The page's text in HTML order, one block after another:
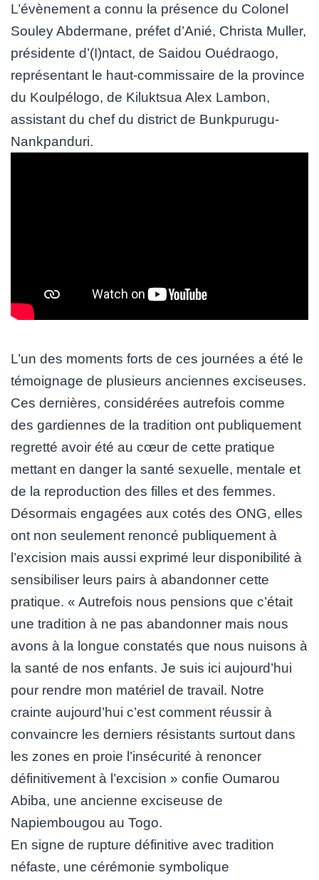
L’évènement a connu la présence du Colonel
Souley Abdermane, préfet d’Anié, Christa Muller,
présidente d’(I)ntact, de Saidou Ouédraogo,
représentant le haut-commissaire de la province
du Koulpélogo, de Kiluktsua Alex Lambon,
assistant du chef du district de Bunkpurugu-
Nankpanduri.
L’un des moments forts de ces journées a été le
témoignage de plusieurs anciennes exciseuses.
Ces dernières, considérées autrefois comme
des gardiennes de la tradition ont publiquement
regretté avoir été au cœur de cette pratique
mettant en danger la santé sexuelle, mentale et
de la reproduction des filles et des femmes.
Désormais engagées aux cotés des ONG, elles
ont non seulement renoncé publiquement à
l’excision mais aussi exprimé leur disponibilité à
sensibiliser leurs pairs à abandonner cette
pratique. « Autrefois nous pensions que c’était
une tradition à ne pas abandonner mais nous
avons à la longue constatés que nous nuisons à
la santé de nos enfants. Je suis ici aujourd’hui
pour rendre mon matériel de travail. Notre
crainte aujourd’hui c’est comment réussir à
convaincre les derniers résistants surtout dans
les zones en proie l’insécurité à renoncer
définitivement à l’excision » confie Oumarou
Abiba, une ancienne exciseuse de
Napiembougou au Togo.
En signe de rupture définitive avec tradition
néfaste, une cérémonie symbolique